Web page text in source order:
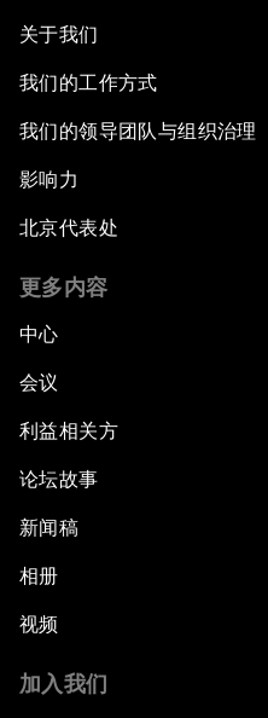
关于我们
我们的工作方式
我们的领导团队与组织治理
影响力
北京代表处
更多内容
中心
会议
利益相关方
论坛故事
新闻稿
相册
视频
加入我们